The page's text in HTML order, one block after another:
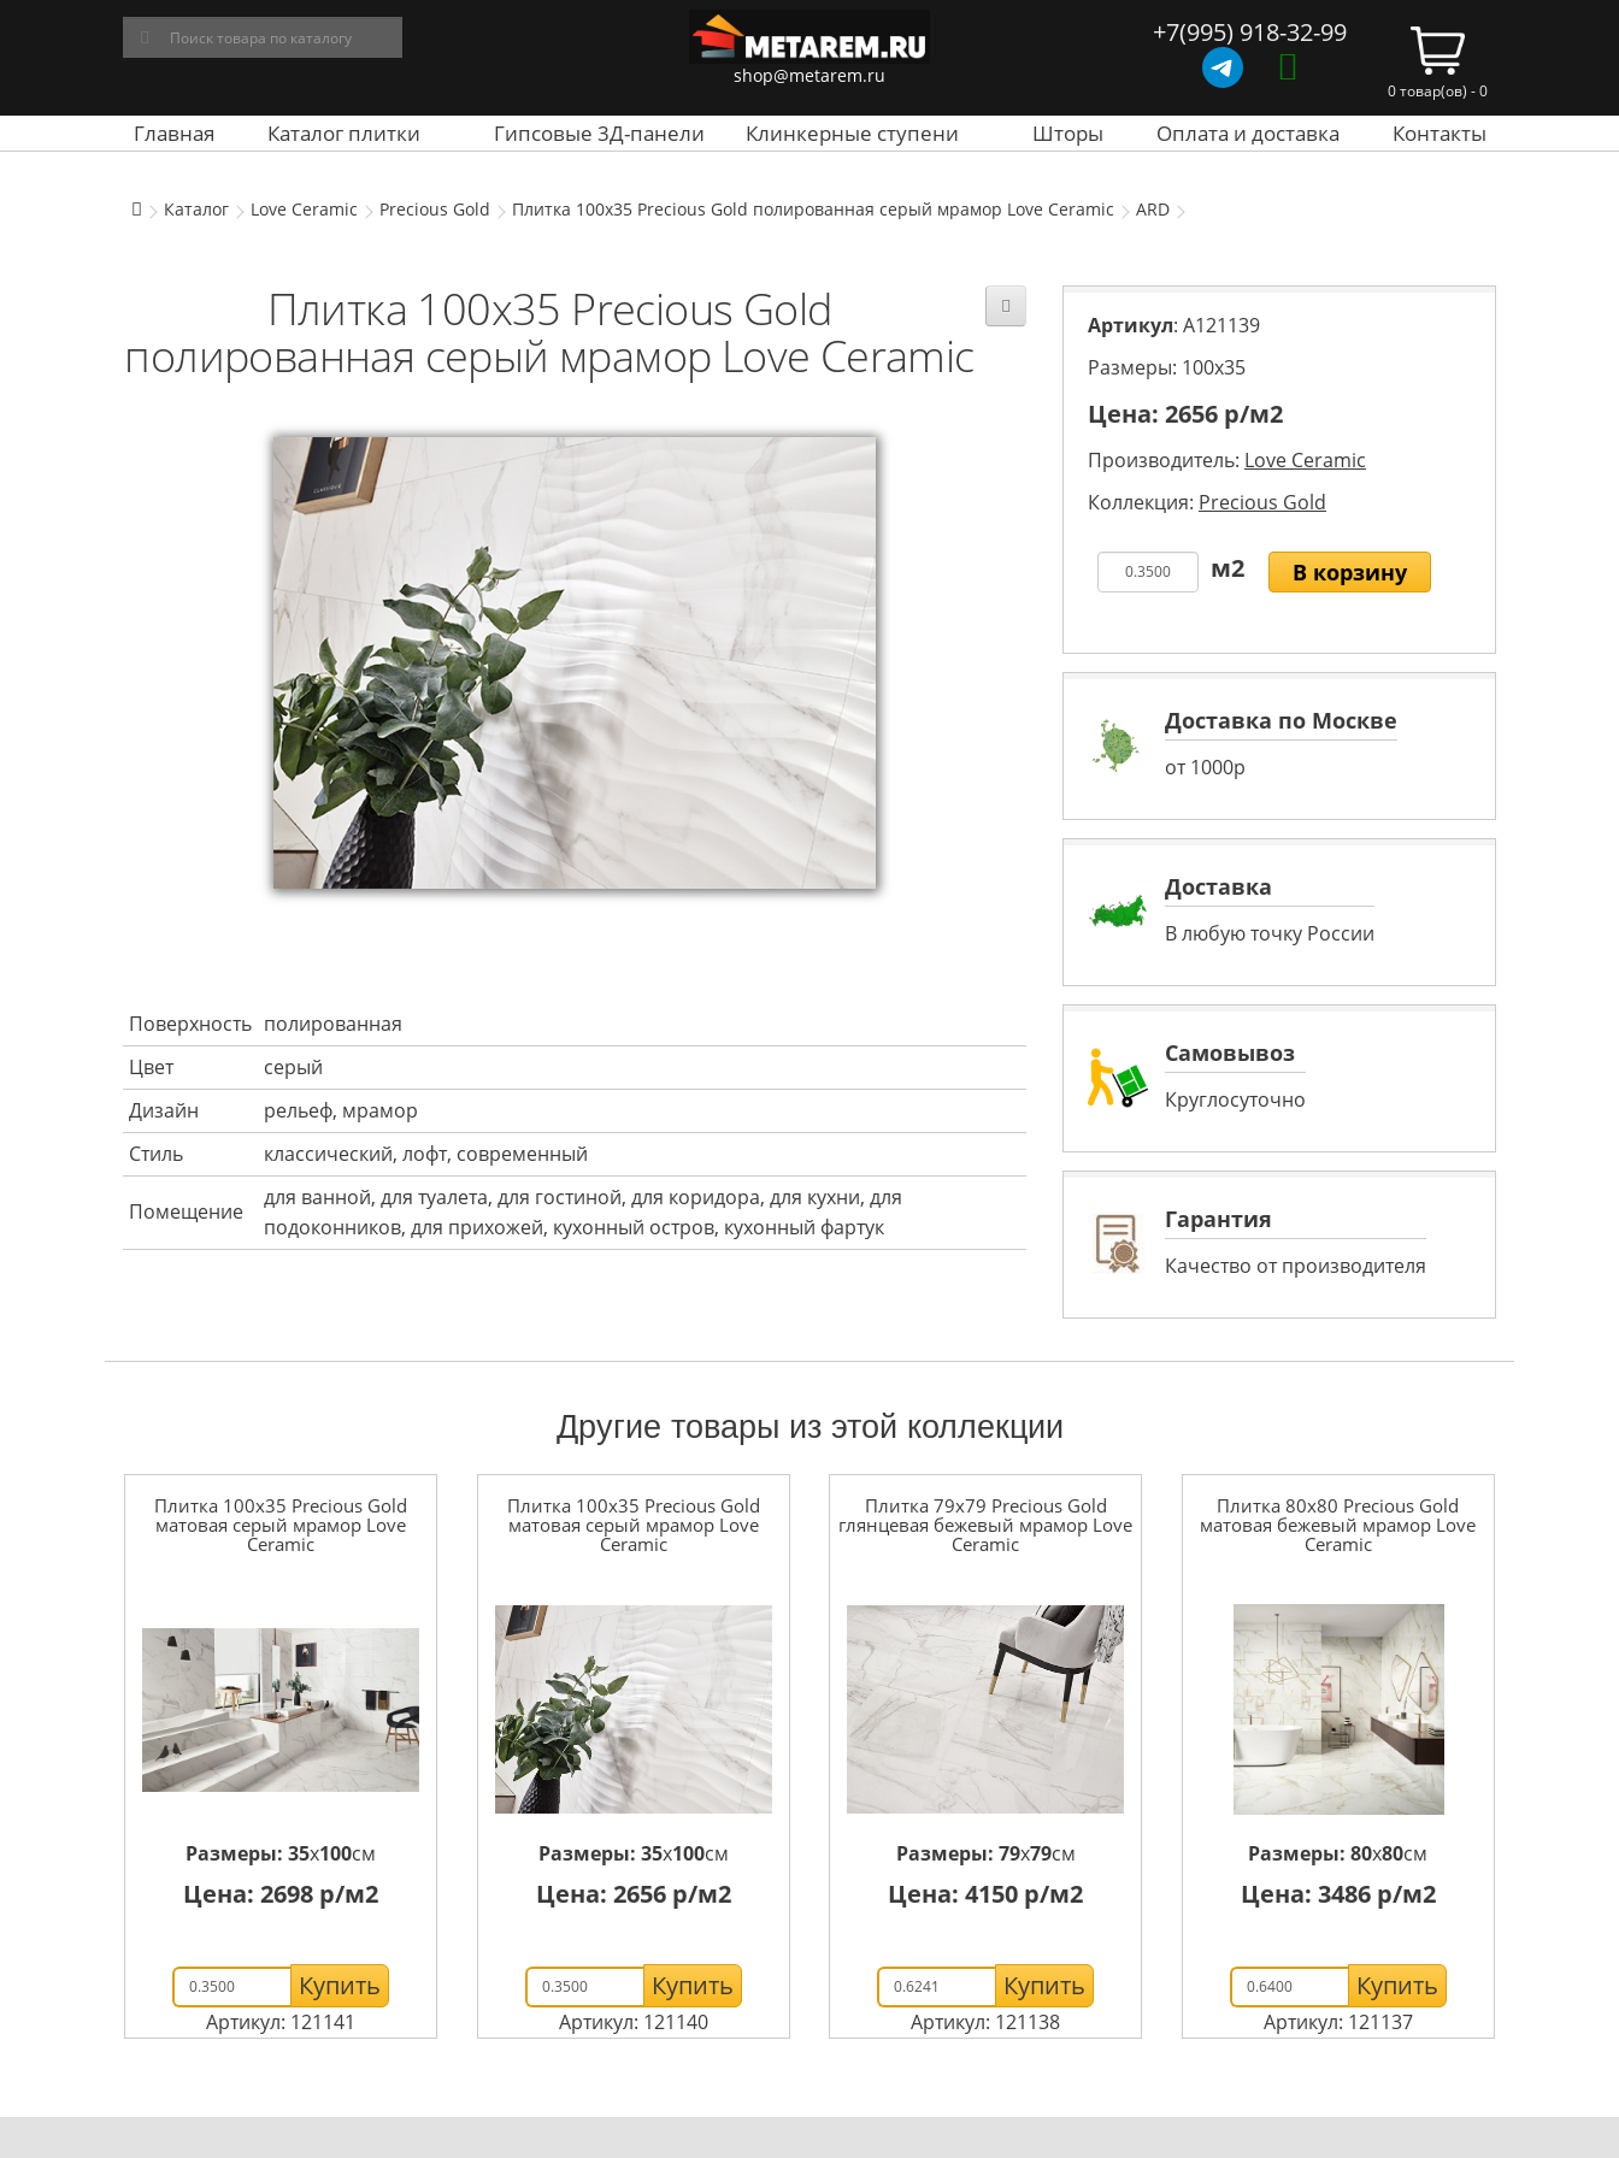
shop@metarem.ru
+7(995) 918-32-99
0 товар(ов) - 0
Главная Каталог плитки Гипсовые 3Д-панели Клинкерные ступени Шторы Оплата и доставка Контакты
Каталог Love Ceramic Precious Gold Плитка 100x35 Precious Gold полированная серый мрамор Love Ceramic ARD
Плитка 100x35 Precious Gold
полированная серый мрамор Love Ceramic
Поверхность полированная
Цвет
серый
Дизайн
рельеф, мрамор
Стиль
классический, лофт, современный
Помещение
для ванной, для туалета, для гостиной, для коридора, для кухни, для
подоконников, для прихожей, кухонный остров, кухонный фартук
Артикул: A121139
Размеры: 100х35
Цена: 2656 р/м2
Производитель: Love Ceramic
Коллекция: Precious Gold
В корзину
Доставка по Москве
от 1000р
Доставка
В любую точку России
Самовывоз
Круглосуточно
Гарантия
Качество от производителя
Другие товары из этой коллекции
Плитка 100x35 Precious Gold
матовая серый мрамор Love
Ceramic
Размеры:35x100см
Цена:2698 р/м2
Купить
Артикул: 121141
Плитка 100x35 Precious Gold
матовая серый мрамор Love
Ceramic
Размеры: 35x100см
Цена: 2656р/м2
Купить
Артикул: 121140
Плитка 79x79 Precious Gold
глянцевая бежевый мрамор Love
Ceramic
Размеры: 79x79см
Цена:4150 р/м2
Купить
Артикул: 121138
Плитка 80x80 Precious Gold
матовая бежевый мрамор Love
Ceramic
Размеры:80x80см
Цена: 3486р/м2
Купить
Артикул: 121137